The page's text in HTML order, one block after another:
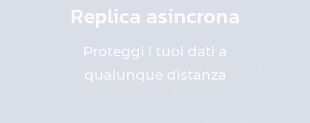
Replica asincrona
Proteggi i tuoi dati a
qualunque distanza